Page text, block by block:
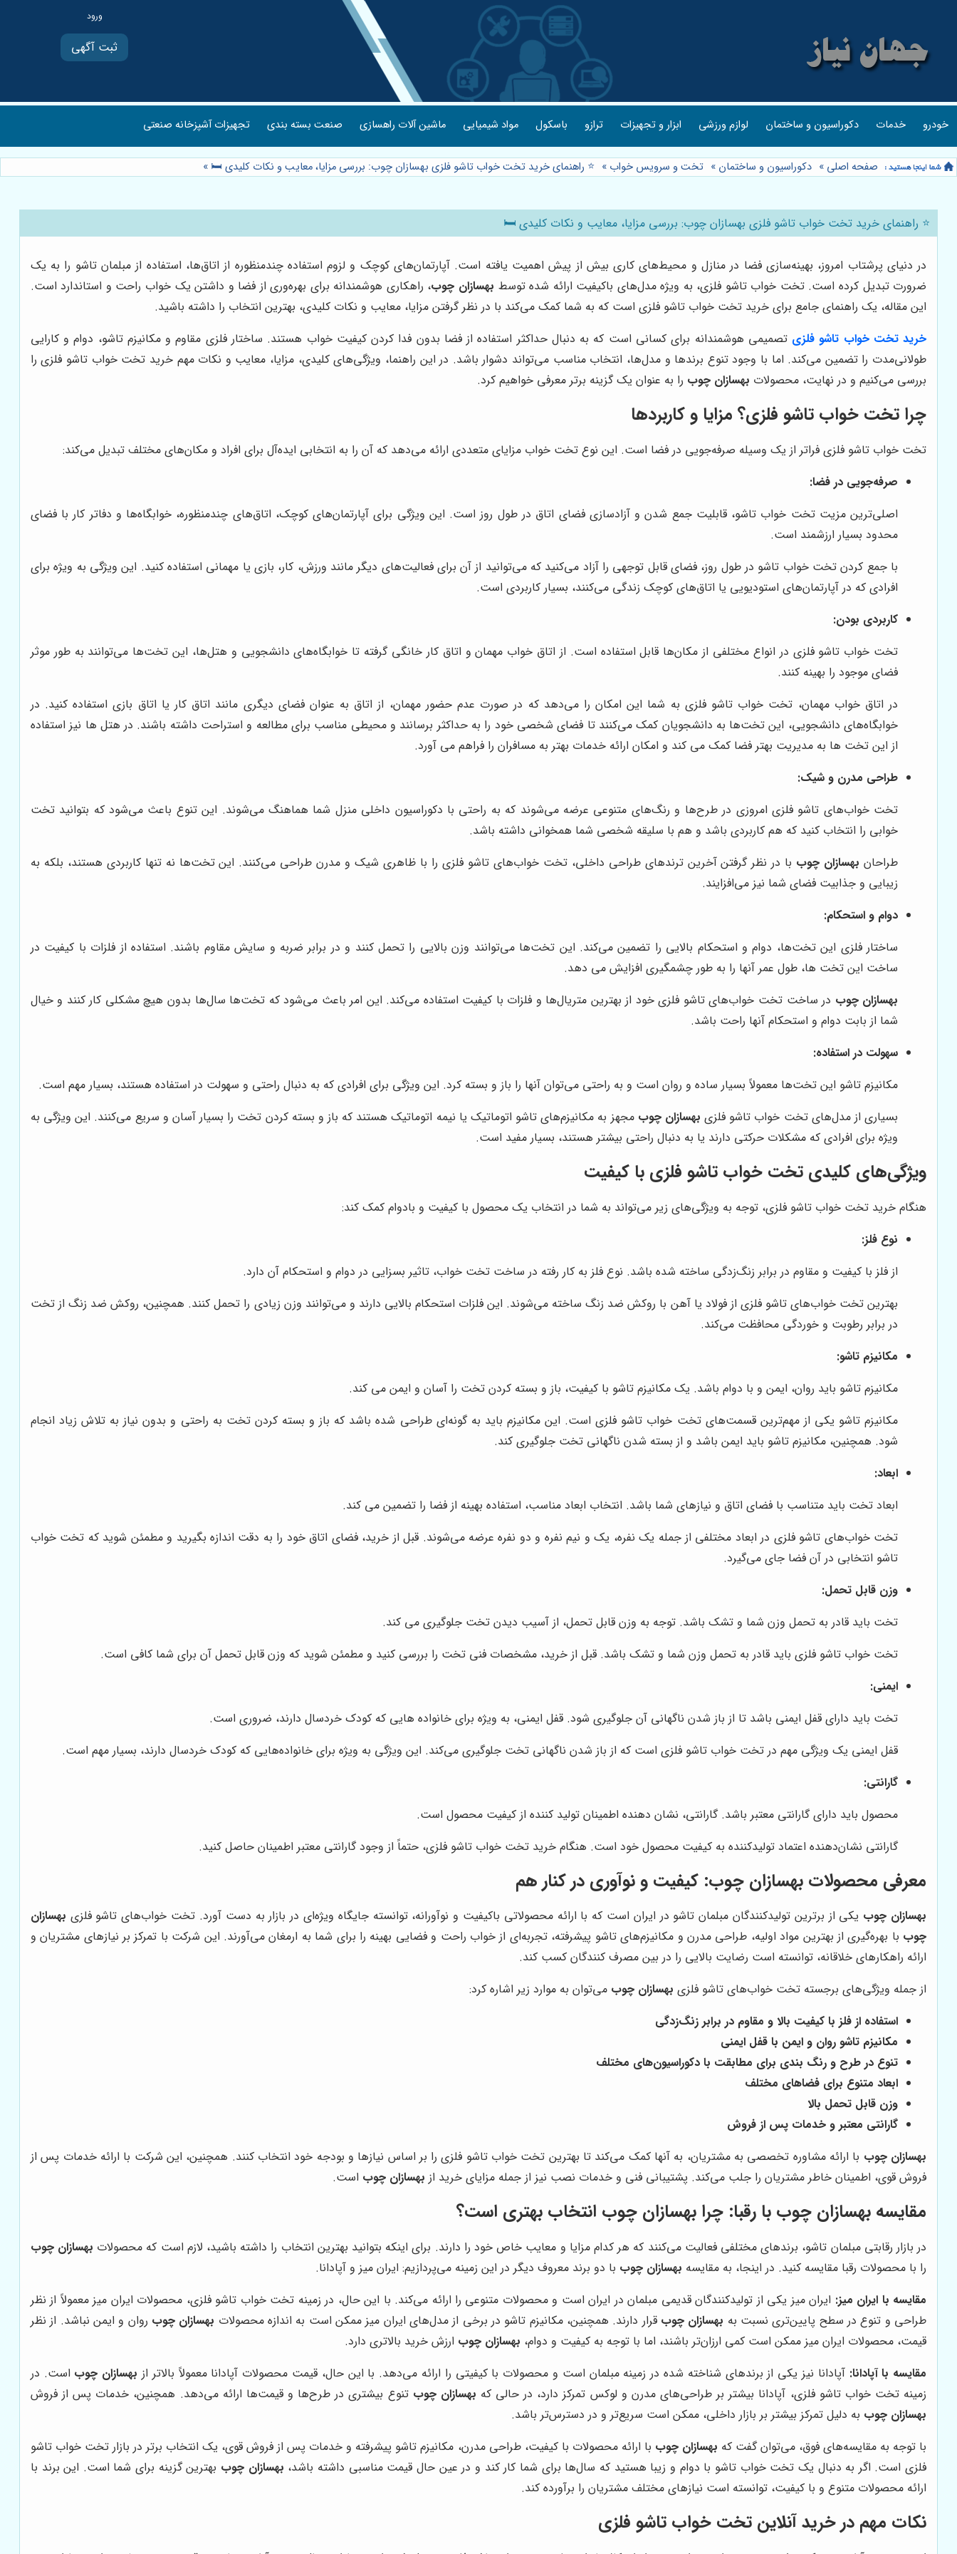
ثبت آگهی
خودرو خدمات دکوراسیون و ساختمان لوازم ورزشی ابزار و تجهیزات ترازو باسکول مواد شیمیایی ماشین آلات راهسازی صنعت بسته بندی تجهیزات آشپزخانه صنعتی
صفحه اصلی » دکوراسیون و ساختمان » تخت و سرویس خواب » ⭐️ راهنمای خرید تخت خواب تاشو فلزی بهسازان چوب: بررسی مزایا، معایب و نکات کلیدی 🛏️ »
⭐️ راهنمای خرید تخت خواب تاشو فلزی بهسازان چوب: بررسی مزایا، معایب و نکات کلیدی 🛏️
در دنیای پرشتاب امروز، بهینه‌سازی فضا در منازل و محیط‌های کاری بیش از پیش اهمیت یافته است. آپارتمان‌های کوچک و لزوم استفاده چندمنظوره از اتاق‌ها، استفاده از مبلمان تاشو را به یک
ضرورت تبدیل کرده است. تخت خواب تاشو فلزی، به ویژه مدل‌های باکیفیت ارائه شده توسط بهسازان چوب، راهکاری هوشمندانه برای بهره‌وری از فضا و داشتن یک خواب راحت و استاندارد است.
این مقاله، یک راهنمای جامع برای خرید تخت خواب تاشو فلزی است که به شما کمک می‌کند با در نظر گرفتن مزایا، معایب و نکات کلیدی، بهترین انتخاب را داشته باشید.
خرید تخت خواب تاشو فلزی تصمیمی هوشمندانه برای کسانی است که به دنبال حداکثر استفاده از فضا بدون فدا کردن کیفیت خواب هستند. ساختار فلزی مقاوم و مکانیزم تاشو، دوام و کارایی
طولانی‌مدت را تضمین می‌کند. اما با وجود تنوع برندها و مدل‌ها، انتخاب مناسب می‌تواند دشوار باشد. در این راهنما، ویژگی‌های کلیدی، مزایا، معایب و نکات مهم خرید تخت خواب تاشو فلزی را
بررسی می‌کنیم و در نهایت، محصولات بهسازان چوب را به عنوان یک گزینه برتر معرفی خواهیم کرد.
چرا تخت خواب تاشو فلزی؟ مزایا و کاربردها
تخت خواب تاشو فلزی فراتر از یک وسیله صرفه‌جویی در فضا است. این نوع تخت خواب مزایای متعددی ارائه می‌دهد که آن را به انتخابی ایده‌آل برای افراد و مکان‌های مختلف تبدیل می‌کند:
صرفه‌جویی در فضا:
اصلی‌ترین مزیت تخت خواب تاشو، قابلیت جمع شدن و آزادسازی فضای اتاق در طول روز است. این ویژگی برای آپارتمان‌های کوچک، اتاق‌های چندمنظوره، خوابگاه‌ها و دفاتر کار با فضای
محدود بسیار ارزشمند است.
با جمع کردن تخت خواب تاشو در طول روز، فضای قابل توجهی را آزاد می‌کنید که می‌توانید از آن برای فعالیت‌های دیگر مانند ورزش، کار، بازی یا مهمانی استفاده کنید. این ویژگی به ویژه برای
افرادی که در آپارتمان‌های استودیویی یا اتاق‌های کوچک زندگی می‌کنند، بسیار کاربردی است.
کاربردی بودن:
تخت خواب تاشو فلزی در انواع مختلفی از مکان‌ها قابل استفاده است. از اتاق خواب مهمان و اتاق کار خانگی گرفته تا خوابگاه‌های دانشجویی و هتل‌ها، این تخت‌ها می‌توانند به طور موثر
فضای موجود را بهینه کنند.
در اتاق خواب مهمان، تخت خواب تاشو فلزی به شما این امکان را می‌دهد که در صورت عدم حضور مهمان، از اتاق به عنوان فضای دیگری مانند اتاق کار یا اتاق بازی استفاده کنید. در
خوابگاه‌های دانشجویی، این تخت‌ها به دانشجویان کمک می‌کنند تا فضای شخصی خود را به حداکثر برسانند و محیطی مناسب برای مطالعه و استراحت داشته باشند. در هتل ها نیز استفاده
از این تخت ها به مدیریت بهتر فضا کمک می کند و امکان ارائه خدمات بهتر به مسافران را فراهم می آورد.
طراحی مدرن و شیک:
تخت خواب‌های تاشو فلزی امروزی در طرح‌ها و رنگ‌های متنوعی عرضه می‌شوند که به راحتی با دکوراسیون داخلی منزل شما هماهنگ می‌شوند. این تنوع باعث می‌شود که بتوانید تخت
خوابی را انتخاب کنید که هم کاربردی باشد و هم با سلیقه شخصی شما همخوانی داشته باشد.
طراحان بهسازان چوب با در نظر گرفتن آخرین ترندهای طراحی داخلی، تخت خواب‌های تاشو فلزی را با ظاهری شیک و مدرن طراحی می‌کنند. این تخت‌ها نه تنها کاربردی هستند، بلکه به
زیبایی و جذابیت فضای شما نیز می‌افزایند.
دوام و استحکام:
ساختار فلزی این تخت‌ها، دوام و استحکام بالایی را تضمین می‌کند. این تخت‌ها می‌توانند وزن بالایی را تحمل کنند و در برابر ضربه و سایش مقاوم باشند. استفاده از فلزات با کیفیت در
ساخت این تخت ها، طول عمر آنها را به طور چشمگیری افزایش می دهد.
بهسازان چوب در ساخت تخت خواب‌های تاشو فلزی خود از بهترین متریال‌ها و فلزات با کیفیت استفاده می‌کند. این امر باعث می‌شود که تخت‌ها سال‌ها بدون هیچ مشکلی کار کنند و خیال
شما از بابت دوام و استحکام آنها راحت باشد.
سهولت در استفاده:
مکانیزم تاشو این تخت‌ها معمولاً بسیار ساده و روان است و به راحتی می‌توان آنها را باز و بسته کرد. این ویژگی برای افرادی که به دنبال راحتی و سهولت در استفاده هستند، بسیار مهم است.
بسیاری از مدل‌های تخت خواب تاشو فلزی بهسازان چوب مجهز به مکانیزم‌های تاشو اتوماتیک یا نیمه اتوماتیک هستند که باز و بسته کردن تخت را بسیار آسان و سریع می‌کنند. این ویژگی به
ویژه برای افرادی که مشکلات حرکتی دارند یا به دنبال راحتی بیشتر هستند، بسیار مفید است.
ویژگی‌های کلیدی تخت خواب تاشو فلزی با کیفیت
هنگام خرید تخت خواب تاشو فلزی، توجه به ویژگی‌های زیر می‌تواند به شما در انتخاب یک محصول با کیفیت و بادوام کمک کند:
نوع فلز:
از فلز با کیفیت و مقاوم در برابر زنگ‌زدگی ساخته شده باشد. نوع فلز به کار رفته در ساخت تخت خواب، تاثیر بسزایی در دوام و استحکام آن دارد.
بهترین تخت خواب‌های تاشو فلزی از فولاد یا آهن با روکش ضد زنگ ساخته می‌شوند. این فلزات استحکام بالایی دارند و می‌توانند وزن زیادی را تحمل کنند. همچنین، روکش ضد زنگ از تخت
در برابر رطوبت و خوردگی محافظت می‌کند.
مکانیزم تاشو:
مکانیزم تاشو باید روان، ایمن و با دوام باشد. یک مکانیزم تاشو با کیفیت، باز و بسته کردن تخت را آسان و ایمن می کند.
مکانیزم تاشو یکی از مهم‌ترین قسمت‌های تخت خواب تاشو فلزی است. این مکانیزم باید به گونه‌ای طراحی شده باشد که باز و بسته کردن تخت به راحتی و بدون نیاز به تلاش زیاد انجام
شود. همچنین، مکانیزم تاشو باید ایمن باشد و از بسته شدن ناگهانی تخت جلوگیری کند.
ابعاد:
ابعاد تخت باید متناسب با فضای اتاق و نیازهای شما باشد. انتخاب ابعاد مناسب، استفاده بهینه از فضا را تضمین می کند.
تخت خواب‌های تاشو فلزی در ابعاد مختلفی از جمله یک نفره، یک و نیم نفره و دو نفره عرضه می‌شوند. قبل از خرید، فضای اتاق خود را به دقت اندازه بگیرید و مطمئن شوید که تخت خواب
تاشو انتخابی در آن فضا جای می‌گیرد.
وزن قابل تحمل:
تخت باید قادر به تحمل وزن شما و تشک باشد. توجه به وزن قابل تحمل، از آسیب دیدن تخت جلوگیری می کند.
تخت خواب تاشو فلزی باید قادر به تحمل وزن شما و تشک باشد. قبل از خرید، مشخصات فنی تخت را بررسی کنید و مطمئن شوید که وزن قابل تحمل آن برای شما کافی است.
ایمنی:
تخت باید دارای قفل ایمنی باشد تا از باز شدن ناگهانی آن جلوگیری شود. قفل ایمنی، به ویژه برای خانواده هایی که کودک خردسال دارند، ضروری است.
قفل ایمنی یک ویژگی مهم در تخت خواب تاشو فلزی است که از باز شدن ناگهانی تخت جلوگیری می‌کند. این ویژگی به ویژه برای خانواده‌هایی که کودک خردسال دارند، بسیار مهم است.
گارانتی:
محصول باید دارای گارانتی معتبر باشد. گارانتی، نشان دهنده اطمینان تولید کننده از کیفیت محصول است.
گارانتی نشان‌دهنده اعتماد تولیدکننده به کیفیت محصول خود است. هنگام خرید تخت خواب تاشو فلزی، حتماً از وجود گارانتی معتبر اطمینان حاصل کنید.
معرفی محصولات بهسازان چوب: کیفیت و نوآوری در کنار هم
بهسازان چوب یکی از برترین تولیدکنندگان مبلمان تاشو در ایران است که با ارائه محصولاتی باکیفیت و نوآورانه، توانسته جایگاه ویژه‌ای در بازار به دست آورد. تخت خواب‌های تاشو فلزی بهسازان
چوب با بهره‌گیری از بهترین مواد اولیه، طراحی مدرن و مکانیزم‌های تاشو پیشرفته، تجربه‌ای از خواب راحت و فضایی بهینه را برای شما به ارمغان می‌آورند. این شرکت با تمرکز بر نیازهای مشتریان و
ارائه راهکارهای خلاقانه، توانسته است رضایت بالایی را در بین مصرف کنندگان کسب کند.
از جمله ویژگی‌های برجسته تخت خواب‌های تاشو فلزی بهسازان چوب می‌توان به موارد زیر اشاره کرد:
استفاده از فلز با کیفیت بالا و مقاوم در برابر زنگ‌زدگی
مکانیزم تاشو روان و ایمن با قفل ایمنی
تنوع در طرح و رنگ بندی برای مطابقت با دکوراسیون‌های مختلف
ابعاد متنوع برای فضاهای مختلف
وزن قابل تحمل بالا
گارانتی معتبر و خدمات پس از فروش
بهسازان چوب با ارائه مشاوره تخصصی به مشتریان، به آنها کمک می‌کند تا بهترین تخت خواب تاشو فلزی را بر اساس نیازها و بودجه خود انتخاب کنند. همچنین، این شرکت با ارائه خدمات پس از
فروش قوی، اطمینان خاطر مشتریان را جلب می‌کند. پشتیبانی فنی و خدمات نصب نیز از جمله مزایای خرید از بهسازان چوب است.
مقایسه بهسازان چوب با رقبا: چرا بهسازان چوب انتخاب بهتری است؟
در بازار رقابتی مبلمان تاشو، برندهای مختلفی فعالیت می‌کنند که هر کدام مزایا و معایب خاص خود را دارند. برای اینکه بتوانید بهترین انتخاب را داشته باشید، لازم است که محصولات بهسازان چوب
را با محصولات رقبا مقایسه کنید. در اینجا، به مقایسه بهسازان چوب با دو برند معروف دیگر در این زمینه می‌پردازیم: ایران میز و آپادانا.
مقایسه با ایران میز: ایران میز یکی از تولیدکنندگان قدیمی مبلمان در ایران است و محصولات متنوعی را ارائه می‌کند. با این حال، در زمینه تخت خواب تاشو فلزی، محصولات ایران میز معمولاً از نظر
طراحی و تنوع در سطح پایین‌تری نسبت به بهسازان چوب قرار دارند. همچنین، مکانیزم تاشو در برخی از مدل‌های ایران میز ممکن است به اندازه محصولات بهسازان چوب روان و ایمن نباشد. از نظر
قیمت، محصولات ایران میز ممکن است کمی ارزان‌تر باشند، اما با توجه به کیفیت و دوام، بهسازان چوب ارزش خرید بالاتری دارد.
مقایسه با آپادانا: آپادانا نیز یکی از برندهای شناخته شده در زمینه مبلمان است و محصولات با کیفیتی را ارائه می‌دهد. با این حال، قیمت محصولات آپادانا معمولاً بالاتر از بهسازان چوب است. در
زمینه تخت خواب تاشو فلزی، آپادانا بیشتر بر طراحی‌های مدرن و لوکس تمرکز دارد، در حالی که بهسازان چوب تنوع بیشتری در طرح‌ها و قیمت‌ها ارائه می‌دهد. همچنین، خدمات پس از فروش
بهسازان چوب به دلیل تمرکز بیشتر بر بازار داخلی، ممکن است سریع‌تر و در دسترس‌تر باشد.
با توجه به مقایسه‌های فوق، می‌توان گفت که بهسازان چوب با ارائه محصولات با کیفیت، طراحی مدرن، مکانیزم تاشو پیشرفته و خدمات پس از فروش قوی، یک انتخاب برتر در بازار تخت خواب تاشو
فلزی است. اگر به دنبال یک تخت خواب تاشو با دوام و زیبا هستید که سال‌ها برای شما کار کند و در عین حال قیمت مناسبی داشته باشد، بهسازان چوب بهترین گزینه برای شما است. این برند با
ارائه محصولات متنوع و با کیفیت، توانسته است نیازهای مختلف مشتریان را برآورده کند.
نکات مهم در خرید آنلاین تخت خواب تاشو فلزی